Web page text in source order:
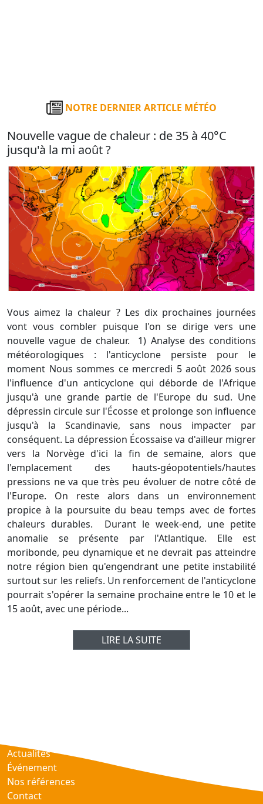
NOTRE DERNIER ARTICLE MÉTÉO
Nouvelle vague de chaleur : de 35 à 40°C
jusqu'à la mi août ?
Vous aimez la chaleur ? Les dix prochaines journées
vont vous combler puisque l'on se dirige vers une
nouvelle vague de chaleur. 1) Analyse des conditions
météorologiques : l'anticyclone persiste pour le
moment Nous sommes ce mercredi 5 août 2026 sous
l'influence d'un anticyclone qui déborde de l'Afrique
jusqu'à une grande partie de l'Europe du sud. Une
dépressin circule sur l'Écosse et prolonge son influence
jusqu'à la Scandinavie, sans nous impacter par
conséquent. La dépression Écossaise va d'ailleur migrer
vers la Norvège d'ici la fin de semaine, alors que
l'emplacement des hauts-géopotentiels/hautes
pressions ne va que très peu évoluer de notre côté de
l'Europe. On reste alors dans un environnement
propice à la poursuite du beau temps avec de fortes
chaleurs durables. Durant le week-end, une petite
anomalie se présente par l'Atlantique. Elle est
moribonde, peu dynamique et ne devrait pas atteindre
notre région bien qu'engendrant une petite instabilité
surtout sur les reliefs. Un renforcement de l'anticyclone
pourrait s'opérer la semaine prochaine entre le 10 et le
15 août, avec une période...
LIRE LA SUITE
Actualités
Événement
Nos références
Contact